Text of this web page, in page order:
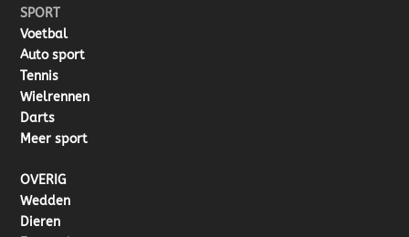
SPORT
Voetbal
Auto sport
Tennis
Wielrennen
Darts
Meer sport
OVERIG
Wedden
Dieren